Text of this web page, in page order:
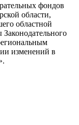
фондов
области,
областной
изменений в